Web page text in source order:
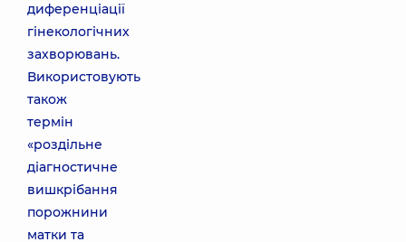
диференціації
гінекологічних
захворювань.
Використовують
також
термін
«роздільне
діагностичне
вишкрібання
порожнини
матки та